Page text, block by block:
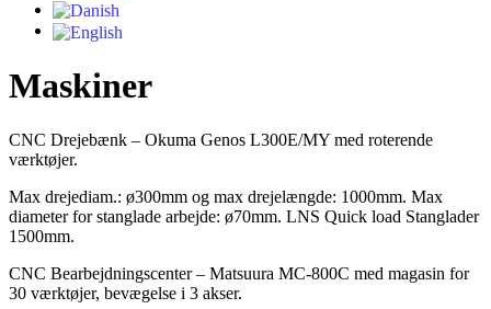
Maskiner
CNC Drejebænk – Okuma Genos L300E/MY med roterende
værktøjer.
Max drejediam.: ø300mm og max drejelængde: 1000mm. Max
diameter for stanglade arbejde: ø70mm. LNS Quick load Stanglader
1500mm.
​CNC Bearbejdningscenter – Matsuura MC-800C med magasin for
30 værktøjer, bevægelse i 3 akser.